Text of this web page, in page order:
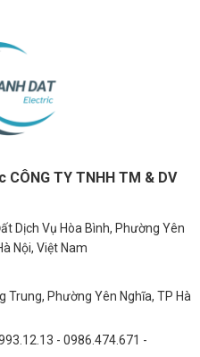
TY TNHH TM & DV
Dịch Vụ Hòa Bình, Phường Yên
Nội, Việt Nam
Trung, Phường Yên Nghĩa, TP Hà
- 0986.474.671 -